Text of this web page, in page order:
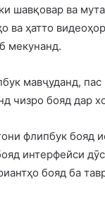
шавқовар ва
ва ҳатто
мекунанд.
мавҷуданд,
чизро бояд дар
флипбук бояд
интерфейси
бояд ба